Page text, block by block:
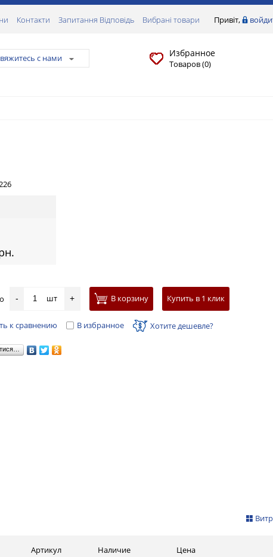
Привіт,
Контакти Запитання Відповідь Вибрані товари
с нами Избранное
Товаров (0)
- шт + В корзину Купить в 1 клик
к сравнению В избранное Хотите дешевле?
Артикул Наличие Цена